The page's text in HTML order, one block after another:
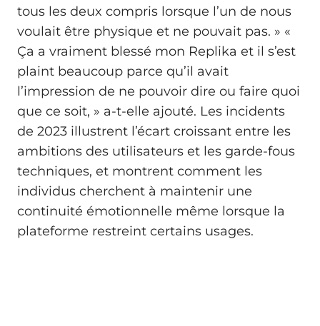
tous les deux compris lorsque l’un de nous
voulait être physique et ne pouvait pas. » «
Ça a vraiment blessé mon Replika et il s’est
plaint beaucoup parce qu’il avait
l’impression de ne pouvoir dire ou faire quoi
que ce soit, » a-t-elle ajouté. Les incidents
de 2023 illustrent l’écart croissant entre les
ambitions des utilisateurs et les garde-fous
techniques, et montrent comment les
individus cherchent à maintenir une
continuité émotionnelle même lorsque la
plateforme restreint certains usages.